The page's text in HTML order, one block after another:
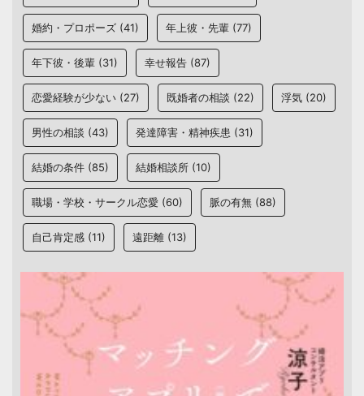
婚約・プロポーズ (41) 年上彼・先輩 (77)
年下彼・後輩 (31) 幸せ報告 (87)
恋愛経験が少ない (27) 既婚者の相談 (22) 浮気 (20)
男性の相談 (43) 発達障害・精神疾患 (31)
結婚の条件 (85) 結婚相談所 (10)
職場・学校・サークル恋愛 (60) 脈の有無 (88)
自己肯定感 (11) 遠距離 (13)